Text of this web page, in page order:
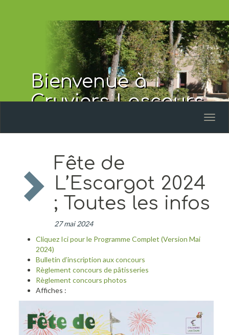
Bienvenue à
Cruviers-Lascours
Fête de
L’Escargot 2024
; Toutes les infos
27 mai 2024
Cliquez Ici pour le Programme Complet (Version Mai
2024)
Bulletin d’inscription aux concours
Règlement concours de pâtisseries
Règlement concours photos
Affiches :